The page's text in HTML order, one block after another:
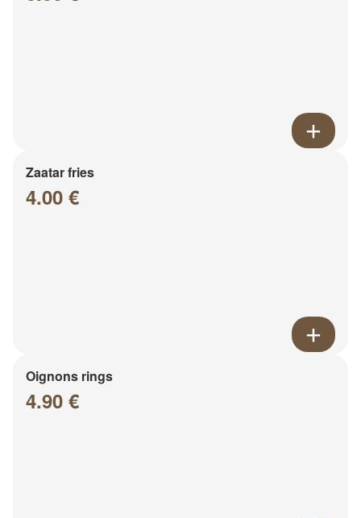
Zaatar fries
4.00 €
Oignons rings
4.90 €